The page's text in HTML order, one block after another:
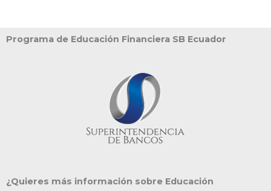
Programa de Educación Financiera SB Ecuador
¿Quieres más información sobre Educación